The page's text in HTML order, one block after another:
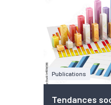
Publications
Tendances